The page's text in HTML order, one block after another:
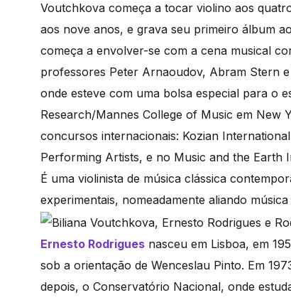
Voutchkova começa a tocar violino aos
aos nove anos, e grava seu primeiro álbum
começa a envolver-se com a cena musical
professores Peter Arnaoudov, Abram Stern
onde esteve com uma bolsa especial para o
Research/Mannes College of Music em New
concursos internacionais: Kozian
Performing Artists, e no Music and the Earth
É uma violinista de música clássica
experimentais, nomeadamente aliando
Ernesto Rodrigues nasceu em Lisboa, em
sob a orientação de Wenceslau Pinto. Em
depois, o Conservatório Nacional, onde